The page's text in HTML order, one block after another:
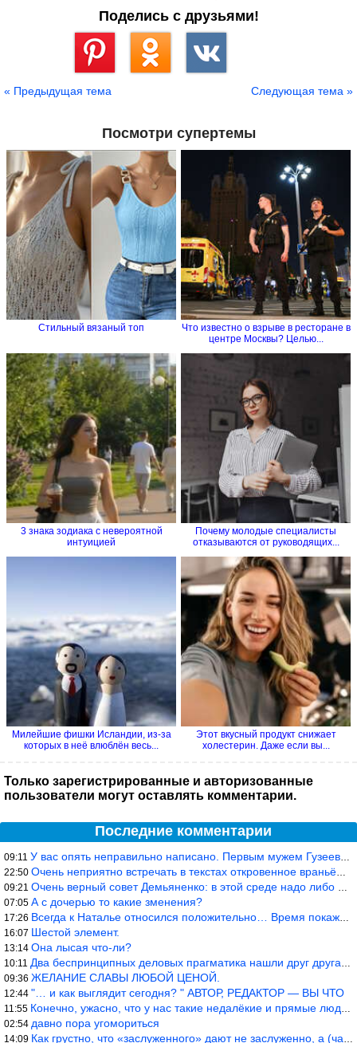
Поделись с друзьями!
« Предыдущая тема Следующая тема »
Посмотри супертемы
Стильный вязаный топ
Что известно о взрыве в ресторане в
центре Москвы? Целью...
3 знака зодиака с невероятной
интуицией
Почему молодые специалисты
отказываются от руководящих...
Милейшие фишки Исландии, из-за
которых в неё влюблён весь...
Этот вкусный продукт снижает
холестерин. Даже если вы...
Только зарегистрированные и авторизованные
пользователи могут оставлять комментарии.
Последние комментарии
09:11 У вас опять неправильно написано. Первым мужем Гузеевой был Илья
22:50 Очень неприятно встречать в текстах откровенное враньё… Конкретн
09:21 Очень верный совет Демьяненко: в этой среде надо либо иметь зубы
07:05 А с дочерью то какие зменения?
17:26 Всегда к Наталье относился положительно… Время покажет, что буде
16:07 Шестой элемент.
13:14 Она лысая что-ли?
10:11 Два беспринципных деловых прагматика нашли друг друга и «остепен
09:36 ЖЕЛАНИЕ СЛАВЫ ЛЮБОЙ ЦЕНОЙ.
12:44 "… и как выглядит сегодня? " АВТОР, РЕДАКТОР — ВЫ ЧТО
11:55 Конечно, ужасно, что у нас такие недалёкие и прямые люди… Как мо
02:54 давно пора угомориться
14:09 Как грустно, что «заслуженного» дают не заслуженно, а (чаще) по-